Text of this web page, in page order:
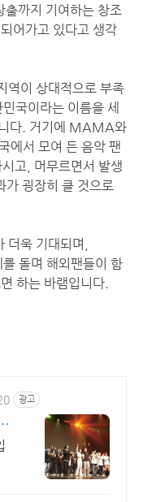
출까지 기여하는 창조
어가고 있다고 생각
역이 상대적으로 부족
국이라는 이름을 세
다. 거기에 MAMA와
에서 모여 든 음악 팬
고, 머무르면서 발생
가 굉장히 클 것으로
욱 기대되며,
돌며 해외팬들이 함
하는 바램입니다.
광고